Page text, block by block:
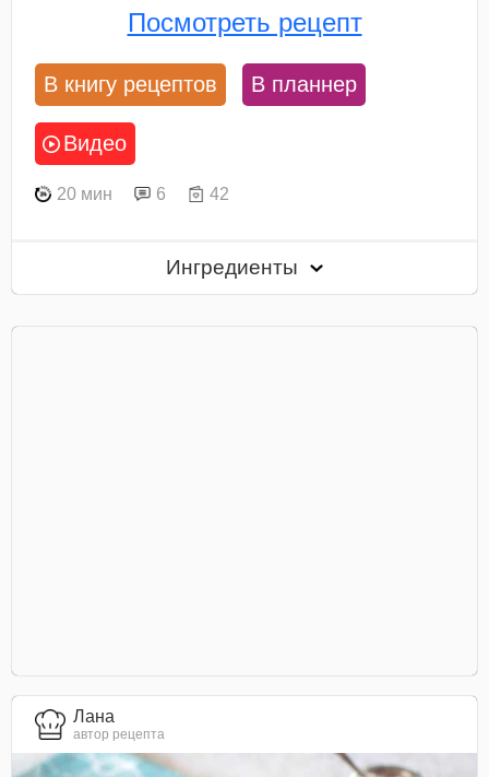
Посмотреть рецепт
В книгу рецептов В планнер
Видео
20 мин 6 42
Ингредиенты
Лана
автор рецепта